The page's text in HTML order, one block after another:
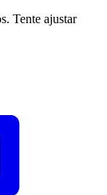
Tente ajustar